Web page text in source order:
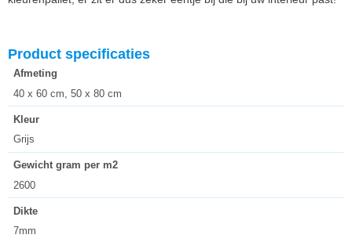
Product specificaties
Afmeting
40 x 60 cm, 50 x 80 cm
Kleur
Grijs
Gewicht gram per m2
2600
Dikte
7mm